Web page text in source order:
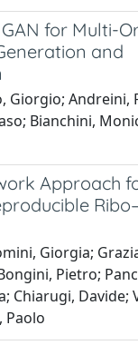
for Multi-
and
Giorgio; Andreini,
Bianchini,
Approach
Giorgia;
Pietro;
Chiarugi, Davide;
Paolo